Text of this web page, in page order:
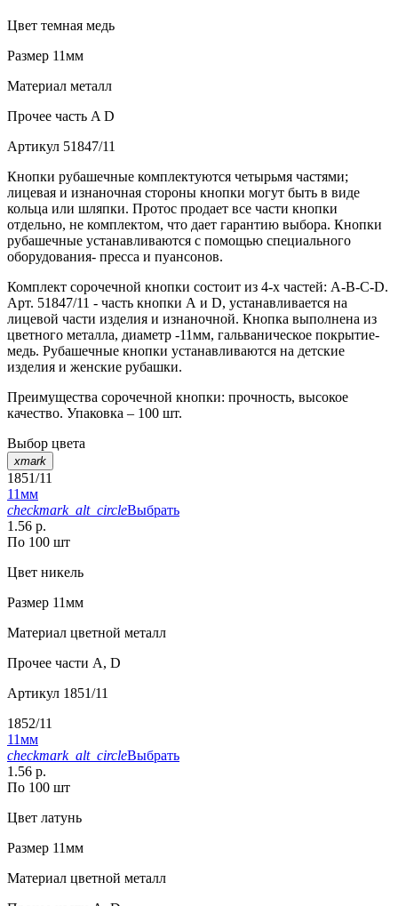
Цвет темная медь
Размер 11мм
Материал металл
Прочее часть A D
Артикул 51847/11
Кнопки рубашечные комплектуются четырьмя частями;
лицевая и изнаночная стороны кнопки могут быть в виде
кольца или шляпки. Протос продает все части кнопки
отдельно, не комплектом, что дает гарантию выбора. Кнопки
рубашечные устанавливаются с помощью специального
оборудования- пресса и пуансонов.
Комплект сорочечной кнопки состоит из 4-х частей: А-В-С-D.
Арт. 51847/11 - часть кнопки А и D, устанавливается на
лицевой части изделия и изнаночной. Кнопка выполнена из
цветного металла, диаметр -11мм, гальваническое покрытие-
медь. Рубашечные кнопки устанавливаются на детские
изделия и женские рубашки.
Преимущества сорочечной кнопки: прочность, высокое
качество. Упаковка – 100 шт.
Выбор цвета
xmark
1851/11
11мм
checkmark_alt_circleВыбрать
1.56 р.
По 100 шт
Цвет никель
Размер 11мм
Материал цветной металл
Прочее части А, D
Артикул 1851/11
1852/11
11мм
checkmark_alt_circleВыбрать
1.56 р.
По 100 шт
Цвет латунь
Размер 11мм
Материал цветной металл